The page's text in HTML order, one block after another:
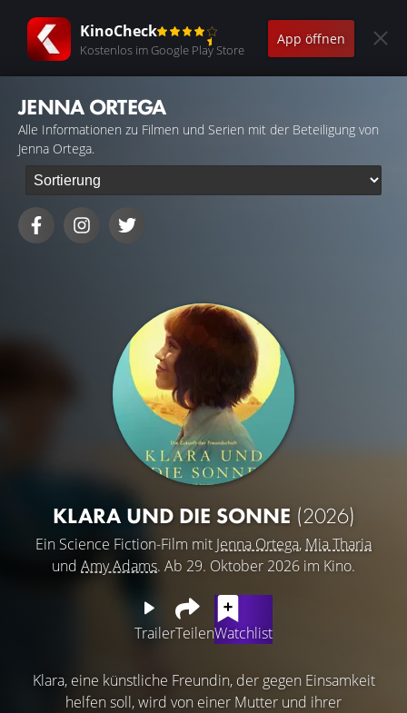
KinoCheck
Kostenlos im Google Play Store
App öffnen
JENNA ORTEGA
Alle Informationen zu Filmen und Serien mit der Beteiligung von
Jenna Ortega.
KLARA UND DIE SONNE (2026)
Ein Science Fiction-Film mit Jenna Ortega, Mia Tharia
und Amy Adams. Ab 29. Oktober 2026 im Kino.
TrailerTeilenWatchlist
Klara, eine künstliche Freundin, der gegen Einsamkeit
helfen soll, wird von einer Mutter und ihrer